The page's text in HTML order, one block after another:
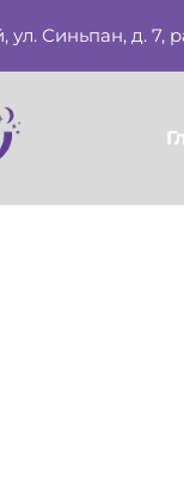
ул. Синьпан, д. 7,